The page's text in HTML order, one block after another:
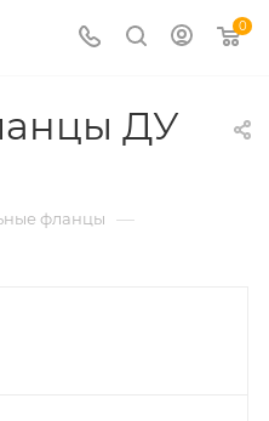
0
ДУ
фланцы —